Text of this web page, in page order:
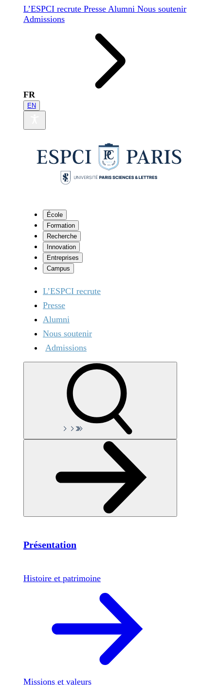
L’ESPCI recrute Presse Alumni Nous soutenir
Admissions
FR
EN
École
Formation
Recherche
Innovation
Entreprises
Campus
L’ESPCI recrute
Presse
Alumni
Nous soutenir
Admissions
Présentation
Histoire et patrimoine
Missions et valeurs